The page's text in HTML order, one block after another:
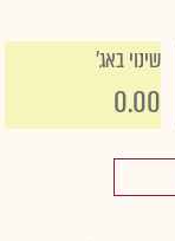
שינוי באג'
0.00